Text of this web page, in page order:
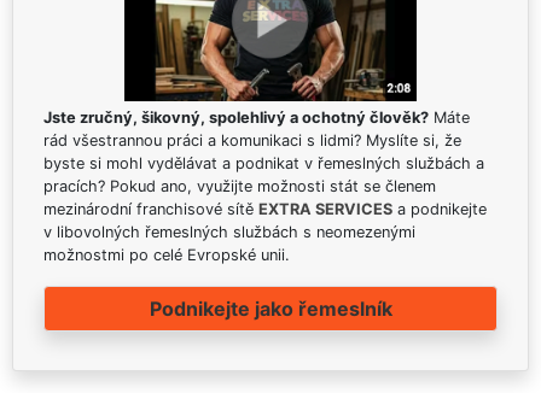
Jste zručný, šikovný, spolehlivý a ochotný člověk? Máte
rád všestrannou práci a komunikaci s lidmi? Myslíte si, že
byste si mohl vydělávat a podnikat v řemeslných službách a
pracích? Pokud ano, využijte možnosti stát se členem
mezinárodní franchisové sítě EXTRA SERVICES a podnikejte
v libovolných řemeslných službách s neomezenými
možnostmi po celé Evropské unii.
Podnikejte jako řemeslník